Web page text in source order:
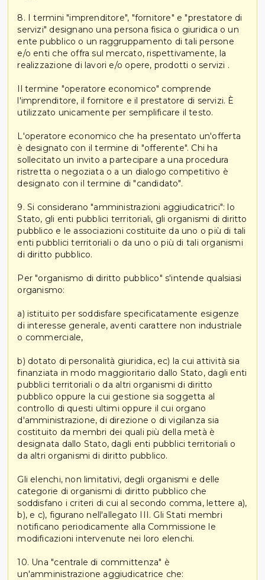
8. I termini "imprenditore", "fornitore" e "prestatore di
servizi" designano una persona fisica o giuridica o un
ente pubblico o un raggruppamento di tali persone
e/o enti che offra sul mercato, rispettivamente, la
realizzazione di lavori e/o opere, prodotti o servizi .
Il termine "operatore economico" comprende
l'imprenditore, il fornitore e il prestatore di servizi. È
utilizzato unicamente per semplificare il testo.
L'operatore economico che ha presentato un'offerta
è designato con il termine di "offerente". Chi ha
sollecitato un invito a partecipare a una procedura
ristretta o negoziata o a un dialogo competitivo è
designato con il termine di "candidato".
9. Si considerano "amministrazioni aggiudicatrici": lo
Stato, gli enti pubblici territoriali, gli organismi di diritto
pubblico e le associazioni costituite da uno o più di tali
enti pubblici territoriali o da uno o più di tali organismi
di diritto pubblico.
Per "organismo di diritto pubblico" s'intende qualsiasi
organismo:
a) istituito per soddisfare specificatamente esigenze
di interesse generale, aventi carattere non industriale
o commerciale,
b) dotato di personalità giuridica, ec) la cui attività sia
finanziata in modo maggioritario dallo Stato, dagli enti
pubblici territoriali o da altri organismi di diritto
pubblico oppure la cui gestione sia soggetta al
controllo di questi ultimi oppure il cui organo
d'amministrazione, di direzione o di vigilanza sia
costituito da membri dei quali più della metà è
designata dallo Stato, dagli enti pubblici territoriali o
da altri organismi di diritto pubblico.
Gli elenchi, non limitativi, degli organismi e delle
categorie di organismi di diritto pubblico che
soddisfano i criteri di cui al secondo comma, lettere a),
b), e c), figurano nell'allegato III. Gli Stati membri
notificano periodicamente alla Commissione le
modificazioni intervenute nei loro elenchi.
10. Una "centrale di committenza" è
un'amministrazione aggiudicatrice che: